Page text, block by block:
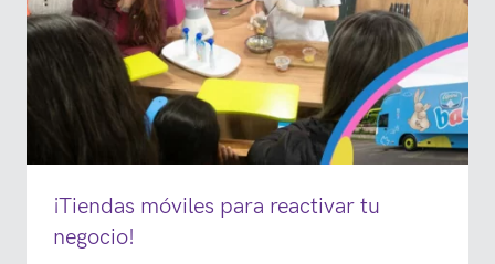
¡Tiendas móviles para reactivar tu
negocio!